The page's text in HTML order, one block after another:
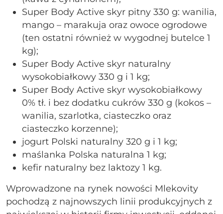
Super Body Active skyr pitny 330 g: wanilia,
mango – marakuja oraz owoce ogrodowe
(ten ostatni również w wygodnej butelce 1
kg);
Super Body Active skyr naturalny
wysokobiałkowy 330 g i 1 kg;
Super Body Active skyr wysokobiałkowy
0% tł. i bez dodatku cukrów 330 g (kokos –
wanilia, szarlotka, ciasteczko oraz
ciasteczko korzenne);
jogurt Polski naturalny 320 g i 1 kg;
maślanka Polska naturalna 1 kg;
kefir naturalny bez laktozy 1 kg.
Wprowadzone na rynek nowości Mlekovity
pochodzą z najnowszych linii produkcyjnych z